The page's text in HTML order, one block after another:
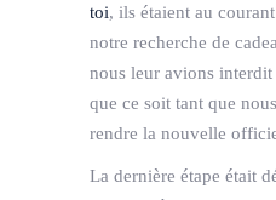
toi, ils étaient au
notre recherche de
nous leur avions
que ce soit tant que
rendre la nouvelle
La dernière étape était